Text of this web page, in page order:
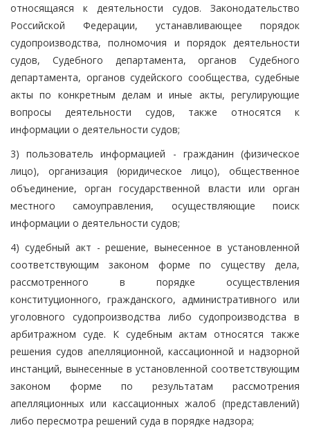
относящаяся к деятельности судов. Законодательство
Российской Федерации, устанавливающее порядок
судопроизводства, полномочия и порядок деятельности
судов, Судебного департамента, органов Судебного
департамента, органов судейского сообщества, судебные
акты по конкретным делам и иные акты, регулирующие
вопросы деятельности судов, также относятся к
информации о деятельности судов;
3) пользователь информацией - гражданин (физическое
лицо), организация (юридическое лицо), общественное
объединение, орган государственной власти или орган
местного самоуправления, осуществляющие поиск
информации о деятельности судов;
4) судебный акт - решение, вынесенное в установленной
соответствующим законом форме по существу дела,
рассмотренного в порядке осуществления
конституционного, гражданского, административного или
уголовного судопроизводства либо судопроизводства в
арбитражном суде. К судебным актам относятся также
решения судов апелляционной, кассационной и надзорной
инстанций, вынесенные в установленной соответствующим
законом форме по результатам рассмотрения
апелляционных или кассационных жалоб (представлений)
либо пересмотра решений суда в порядке надзора;